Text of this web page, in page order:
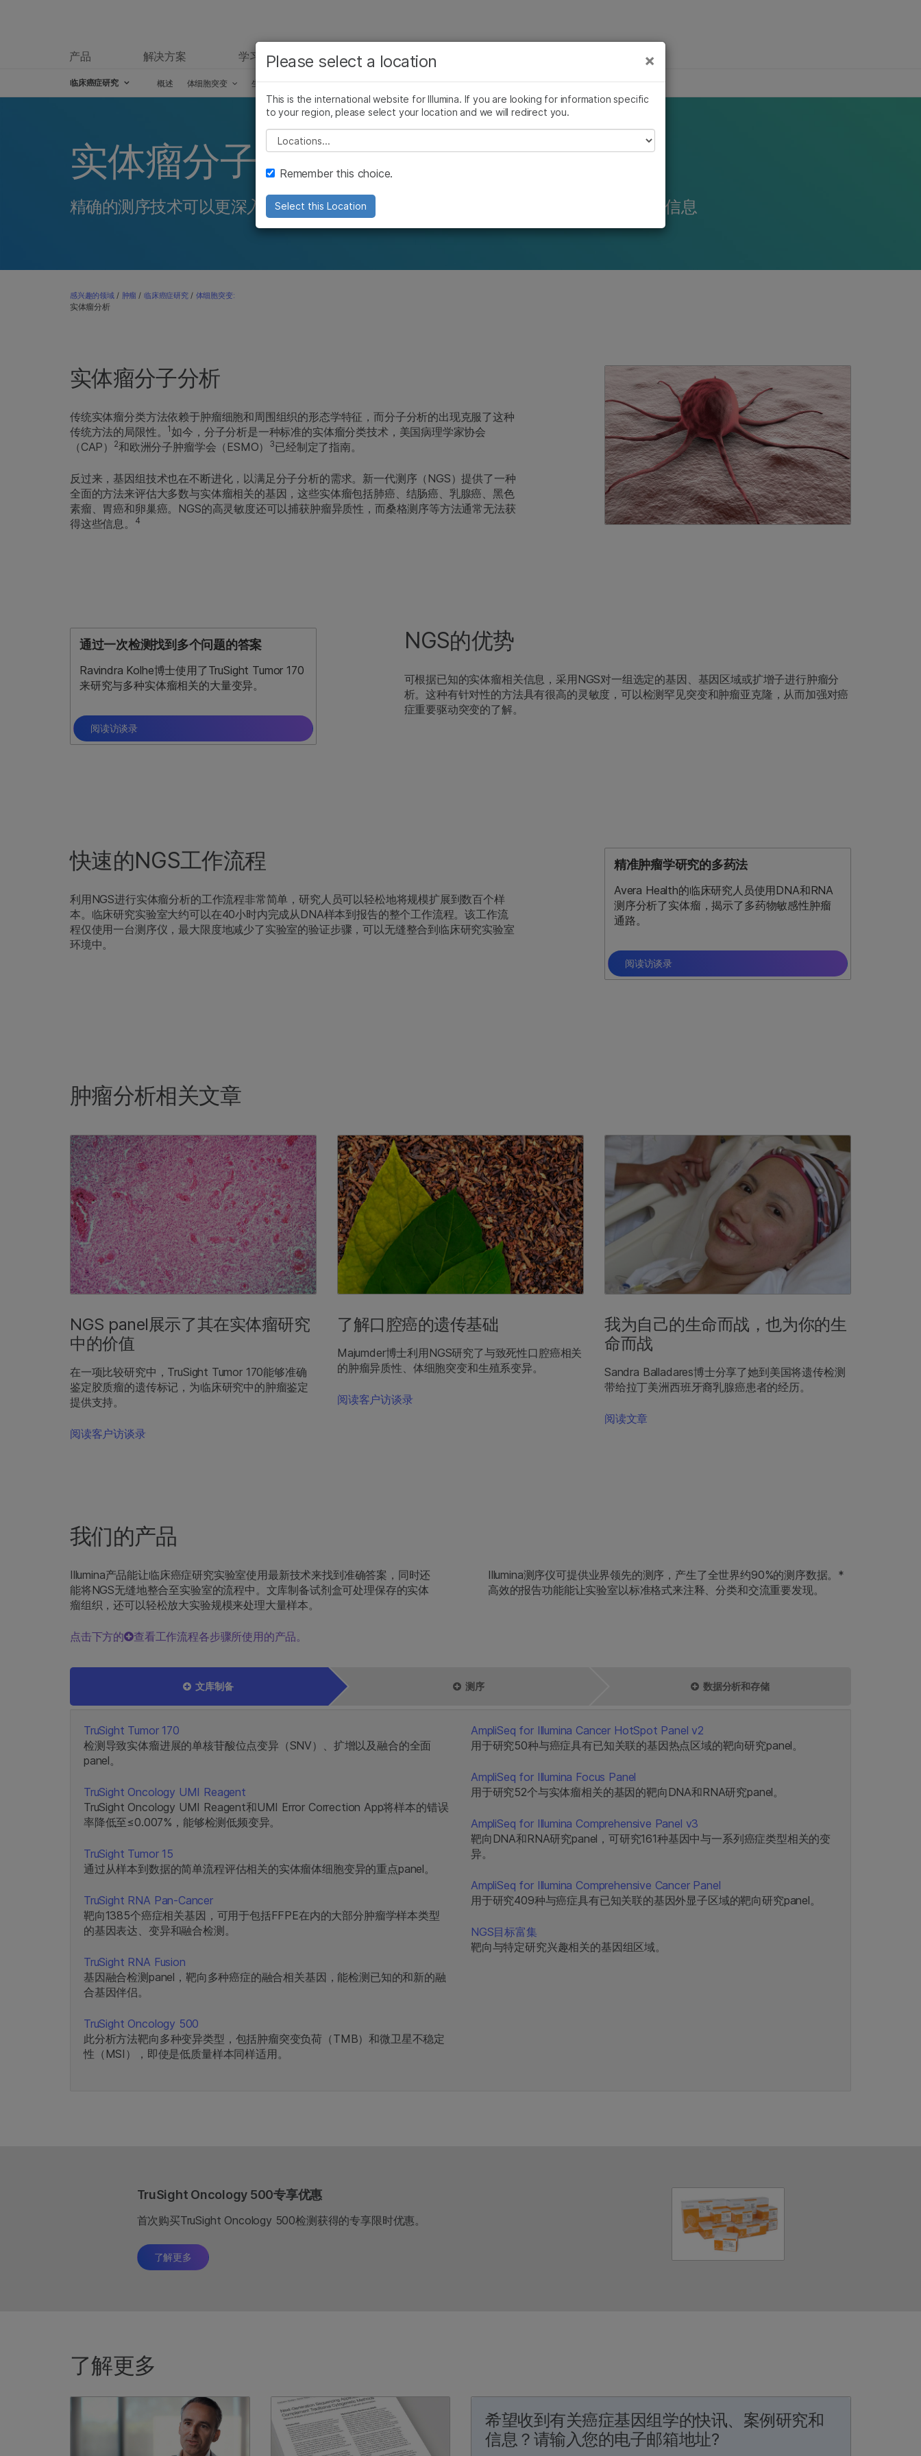
产品 解决方案 学习 公司 支持
临床癌症研究 概述 体细胞突变 生殖系突变 细胞遗传学 产品
实体瘤分子分析
精确的测序技术可以更深入地观察实体瘤变异，这也许能为治疗策略的制定提供参考信息
感兴趣的领域 / 肿瘤 / 临床癌症研究 / 体细胞突变:
实体瘤分析
实体瘤分子分析
传统实体瘤分类方法依赖于肿瘤细胞和周围组织的形态学特征，而分子分析的出现克服了这种
传统方法的局限性。
1如今，分子分析是一种标准的实体瘤分类技术，美国病理学家协会
（CAP）
2和欧洲分子肿瘤学会（ESMO） 3已经制定了指南。
反过来，基因组技术也在不断进化，以满足分子分析的需求。新一代测序（NGS）提供了一种
全面的方法来评估大多数与实体瘤相关的基因，这些实体瘤包括肺癌、结肠癌、乳腺癌、黑色
素瘤、胃癌和卵巢癌。NGS的高灵敏度还可以捕获肿瘤异质性，而桑格测序等方法通常无法获
得这些信息。
4
NGS的优势
可根据已知的实体瘤相关信息，采用NGS对一组选定的基因、基因区域或扩增子进行肿瘤分
析。这种有针对性的方法具有很高的灵敏度，可以检测罕见突变和肿瘤亚克隆，从而加强对癌
症重要驱动突变的了解。
通过一次检测找到多个问题的答案
Ravindra Kolhe博士使用了TruSight Tumor 170
来研究与多种实体瘤相关的大量变异。
阅读访谈录
快速的NGS工作流程
利用NGS进行实体瘤分析的工作流程非常简单，研究人员可以轻松地将规模扩展到数百个样
本。临床研究实验室大约可以在40小时内完成从DNA样本到报告的整个工作流程。该工作流
程仅使用一台测序仪，最大限度地减少了实验室的验证步骤，可以无缝整合到临床研究实验室
环境中。
精准肿瘤学研究的多药法
Avera Health的临床研究人员使用DNA和RNA
测序分析了实体瘤，揭示了多药物敏感性肿瘤
通路。
阅读访谈录
肿瘤分析相关文章
NGS panel展示了其在实体瘤研究
中的价值
在一项比较研究中，TruSight Tumor 170能够准确
鉴定胶质瘤的遗传标记，为临床研究中的肿瘤鉴定
提供支持。
阅读客户访谈录
了解口腔癌的遗传基础
Majumder博士利用NGS研究了与致死性口腔癌相关
的肿瘤异质性、体细胞突变和生殖系变异。
阅读客户访谈录
我为自己的生命而战，也为你的生
命而战
Sandra Balladares博士分享了她到美国将遗传检测
带给拉丁美洲西班牙裔乳腺癌患者的经历。
阅读文章
我们的产品
Illumina产品能让临床癌症研究实验室使用最新技术来找到准确答案，同时还
能将NGS无缝地整合至实验室的流程中。文库制备试剂盒可处理保存的实体
瘤组织，还可以轻松放大实验规模来处理大量样本。
Illumina测序仪可提供业界领先的测序，产生了全世界约90%的测序数据。*
高效的报告功能能让实验室以标准格式来注释、分类和交流重要发现。
点击下方的 查看工作流程各步骤所使用的产品。
文库制备 测序 数据分析和存储
TruSight Tumor 170
检测导致实体瘤进展的单核苷酸位点变异（SNV）、扩增以及融合的全面
panel。
TruSight Oncology UMI Reagent
TruSight Oncology UMI Reagent和UMI Error Correction App将样本的错误
率降低至≤0.007%，能够检测低频变异。
TruSight Tumor 15
通过从样本到数据的简单流程评估相关的实体瘤体细胞变异的重点panel。
TruSight RNA Pan-Cancer
靶向1385个癌症相关基因，可用于包括FFPE在内的大部分肿瘤学样本类型
的基因表达、变异和融合检测。
TruSight RNA Fusion
基因融合检测panel，靶向多种癌症的融合相关基因，能检测已知的和新的融
合基因伴侣。
TruSight Oncology 500
此分析方法靶向多种变异类型，包括肿瘤突变负荷（TMB）和微卫星不稳定
性（MSI），即使是低质量样本同样适用。
AmpliSeq for Illumina Cancer HotSpot Panel v2
用于研究50种与癌症具有已知关联的基因热点区域的靶向研究panel。
AmpliSeq for Illumina Focus Panel
用于研究52个与实体瘤相关的基因的靶向DNA和RNA研究panel。
AmpliSeq for Illumina Comprehensive Panel v3
靶向DNA和RNA研究panel，可研究161种基因中与一系列癌症类型相关的变
异。
AmpliSeq for Illumina Comprehensive Cancer Panel
用于研究409种与癌症具有已知关联的基因外显子区域的靶向研究panel。
NGS目标富集
靶向与特定研究兴趣相关的基因组区域。
TruSight Oncology 500专享优惠
首次购买TruSight Oncology 500检测获得的专享限时优惠。
了解更多
了解更多
希望收到有关癌症基因组学的快讯、案例研究和
信息？请输入您的电子邮箱地址?
查看更多相关内容。选择您感兴趣的领域: ×
癌症研究
微生物学
农业基因组学
复杂疾病
临床肿瘤学
生殖健康
遗传病和罕见病
×
Please select a location
This is the international website for Illumina. If you are looking for information specific
to your region, please select your location and we will redirect you.
Please select a location
Remember this choice.
Select this Location